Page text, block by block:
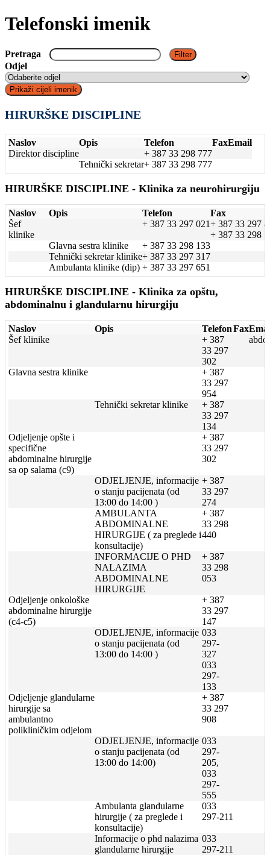
Telefonski imenik
Pretraga
Odjel
HIRURŠKE DISCIPLINE
Naslov Opis Telefon FaxEmail
Direktor discipline
+ 387 33 298 777
Tehnički sekretar+ 387 33 298 777
HIRURŠKE DISCIPLINE - Klinika za neurohirurgiju
Naslov Opis Telefon
Fax
Šef
klinike
+ 387 33 297 021+ 387 33 297
+ 387 33 298
Glavna sestra klinike
+ 387 33 298 133
Tehnički sekretar klinike+ 387 33 297 317
Ambulanta klinike (dip) + 387 33 297 651
HIRURŠKE DISCIPLINE - Klinika za opštu,
abdominalnu i glandularnu hirurgiju
Naslov Opis TelefonFax
Šef klinike
+ 387
33 297
302
Glavna sestra klinike
+ 387
33 297
954
Tehnički sekretar klinike
+ 387
33 297
134
Odjeljenje opšte i
specifične
abdominalne hirurgije
sa op salama (c9)
+ 387
33 297
302
ODJELJENJE, informacije
o stanju pacijenata (od
13:00 do 14:00 )
+ 387
33 297
274
AMBULANTA
ABDOMINALNE
HIRURGIJE ( za preglede i
konsultacije)
+ 387
33 298
440
INFORMACIJE O PHD
NALAZIMA
ABDOMINALNE
HIRURGIJE
+ 387
33 298
053
Odjeljenje onkološke
abdominalne hirurgije
(c4-c5)
+ 387
33 297
147
ODJELJENJE, informacije
o stanju pacijenata (od
13:00 do 14:00 )
033
297-
327
033
297-
133
Odjeljenje glandularne
hirurgije sa
ambulantno
polikliničkim odjelom
+ 387
33 297
908
ODJELJENJE, informacije
o stanju pacijenata (od
13:00 do 14:00)
033
297-
205,
033
297-
555
Ambulanta glandularne
hirurgije ( za preglede i
konsultacije)
033
297-211
Informacije o phd nalazima
glandularne hirurgije
033
297-211